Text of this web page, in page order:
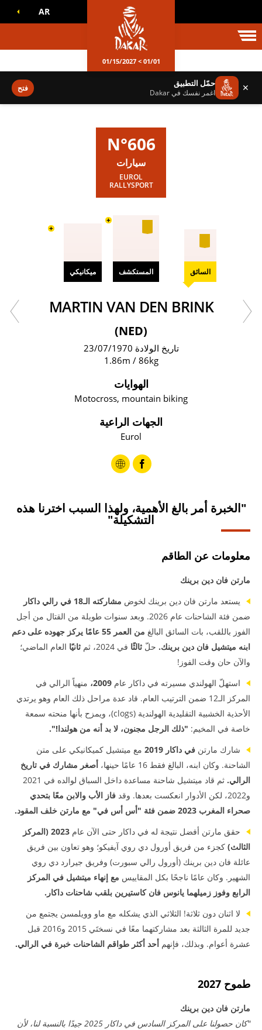
داكار AR
01/01 > 01/15/2027
✕ حمّل التطبيق
اغمر نفسك في Dakar فتح
N°606
سيارات
EUROL
RALLYSPORT
السائق المستكشف
+
ميكانيكي
+
MARTIN VAN DEN BRINK
(NED)
تاريخ الولادة 23/07/1970
1.86m / 86kg
الهوايات
Motocross, mountain biking
الجهات الراعية
Eurol
"الخبرة أمر بالغ الأهمية، ولهذا السبب اخترنا هذه
التشكيلة"
معلومات عن الطاقم
مارتن فان دين برينك
يستعد مارتن فان دين برينك لخوض مشاركته الـ18 في رالي داكار
ضمن فئة الشاحنات عام 2026. وبعد سنوات طويلة من القتال من أجل
الفوز باللقب، بات السائق البالغ
من العمر 55 عامًا يركز جهوده على دعم
ابنه ميتشيل فان دين برينك. حلّ ثالثًا في 2024، ثم ثانيًا العام الماضي؛
والآن حان وقت الفوز!
استهلّ الهولندي مسيرته في داكار عام 2009، منهياً الرالي في
المركز الـ12 ضمن الترتيب العام. قاد عدة مراحل ذلك العام وهو يرتدي
الأحذية الخشبية التقليدية الهولندية (clogs)، ويمزح بأنها منحته سمعة
خاصة في المخيم: "ذلك الرجل مجنون، لا بد أنه من هولندا!".
شارك مارتن في داكار 2019
مع ميتشيل كميكانيكي على متن
الشاحنة. وكان ابنه، البالغ فقط 16 عامًا حينها،
أصغر مشارك في تاريخ
الرالي.
ثم قاد ميتشيل شاحنة مساعدة داخل السباق لوالده في 2021
و2022، لكن الأدوار انعكست بعدها. وقد
فاز الأب والابن معًا بتحدي
صحراء المغرب 2023 ضمن فئة "أس أس في" مع مارتن خلف المقود.
حقق مارتن أفضل نتيجة له في داكار حتى الآن عام 2023 (المركز
الثالث) كجزء من فريق أورول دي روي آيفيكو؛ وهو تعاون بين فريق
عائلة فان دين برينك (أورول رالي سبورت) وفريق جيرارد دي روي
الشهير. وكان عامًا ناجحًا بكل المقاييس مع إنهاء ميتشيل في المركز
الرابع وفوز زميلهما يانوس فان كاستيرين بلقب شاحنات داكار.
لا اثنان دون ثلاثة! الثلاثي الذي يشكله مع ماو وويلمسن يجتمع من
جديد للمرة الثالثة بعد مشاركتهما معًا في نسختَي 2015 و2016 قبل
عشرة أعوام. وبذلك، فإنهم أحد أكثر طواقم الشاحنات خبرة في الرالي.
طموح 2027
مارتن فان دين برينك
"كان حصولنا على المركز السادس في داكار 2025 جيدًا بالنسبة لنا، لأن